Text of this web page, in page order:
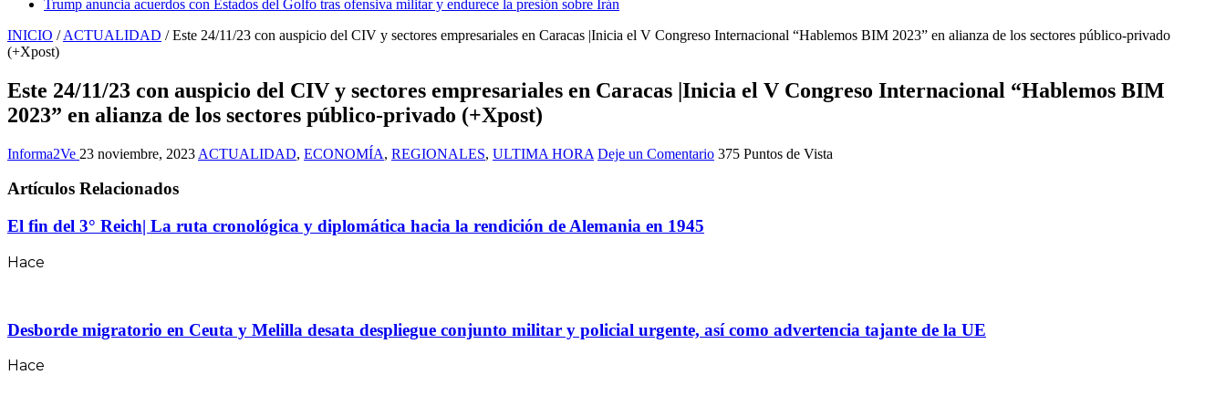
Trump anuncia acuerdos con Estados del Golfo tras ofensiva militar y endurece la presión sobre Irán
INICIO / ACTUALIDAD / Este 24/11/23 con auspicio del CIV y sectores empresariales en Caracas |Inicia el V Congreso Internacional “Hablemos BIM 2023” en alianza de los sectores público-privado
(+Xpost)
Este 24/11/23 con auspicio del CIV y sectores empresariales en Caracas |Inicia el V Congreso Internacional “Hablemos BIM
2023” en alianza de los sectores público-privado (+Xpost)
Informa2Ve 23 noviembre, 2023 ACTUALIDAD, ECONOMÍA, REGIONALES, ULTIMA HORA Deje un Comentario 375 Puntos de Vista
Artículos Relacionados
El fin del 3° Reich| La ruta cronológica y diplomática hacia la rendición de Alemania en 1945
Hace
Desborde migratorio en Ceuta y Melilla desata despliegue conjunto militar y policial urgente, así como advertencia tajante de la UE
Hace